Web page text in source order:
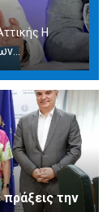
Η
την